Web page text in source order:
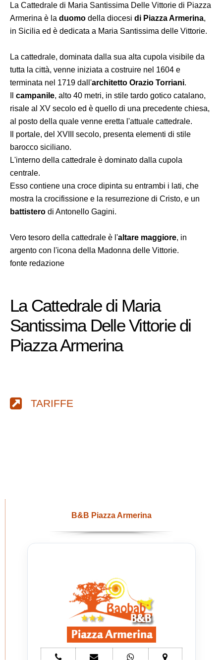
La Cattedrale di Maria Santissima Delle Vittorie di Piazza
Armerina è la duomo della diocesi di Piazza Armerina,
in Sicilia ed è dedicata a Maria Santissima delle Vittorie.
La cattedrale, dominata dalla sua alta cupola visibile da
tutta la città, venne iniziata a costruire nel 1604 e
terminata nel 1719 dall'architetto Orazio Torriani.
campanile, alto 40 metri, in stile tardo gotico catalano,
risale al XV secolo ed è quello di una precedente chiesa,
al posto della quale venne eretta l'attuale cattedrale.
Il portale, del XVIII secolo, presenta elementi di stile
barocco siciliano.
L'interno della cattedrale è dominato dalla cupola
centrale.
Esso contiene una croce dipinta su entrambi i lati, che
mostra la crocifissione e la resurrezione di Cristo, e un
battistero di Antonello Gagini.
Vero tesoro della cattedrale è l'altare maggiore, in
argento con l'icona della Madonna delle Vittorie.
fonte redazione
La Cattedrale di Maria
Santissima Delle Vittorie di
Piazza Armerina
TARIFFE
B&B Piazza Armerina
telefono e- whatsapp mappa